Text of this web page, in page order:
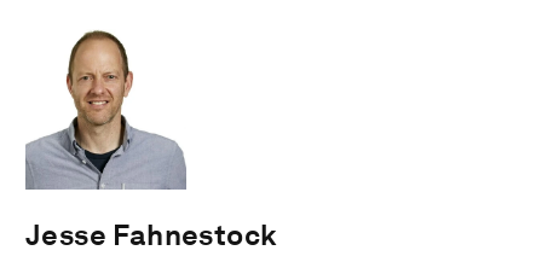
Jesse Fahnestock